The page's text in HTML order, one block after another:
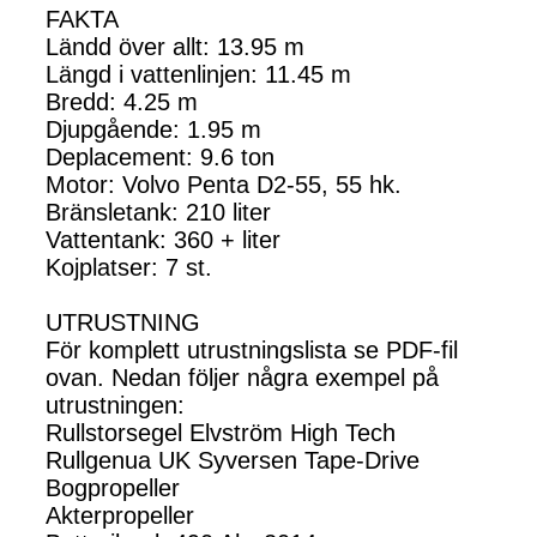
FAKTA
Ländd över allt: 13.95 m
Längd i vattenlinjen: 11.45 m
Bredd: 4.25 m
Djupgående: 1.95 m
Deplacement: 9.6 ton
Motor: Volvo Penta D2-55, 55 hk.
Bränsletank: 210 liter
Vattentank: 360 + liter
Kojplatser: 7 st.
UTRUSTNING
För komplett utrustningslista se PDF-fil
ovan. Nedan följer några exempel på
utrustningen:
Rullstorsegel Elvström High Tech
Rullgenua UK Syversen Tape-Drive
Bogpropeller
Akterpropeller